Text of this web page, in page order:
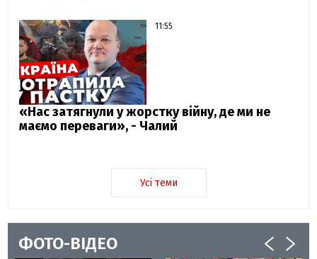
11:55
«Нас затягнули у жорстку війну, де ми не
маємо переваги», - Чалий
Усі теми
ФОТО-ВІДЕО